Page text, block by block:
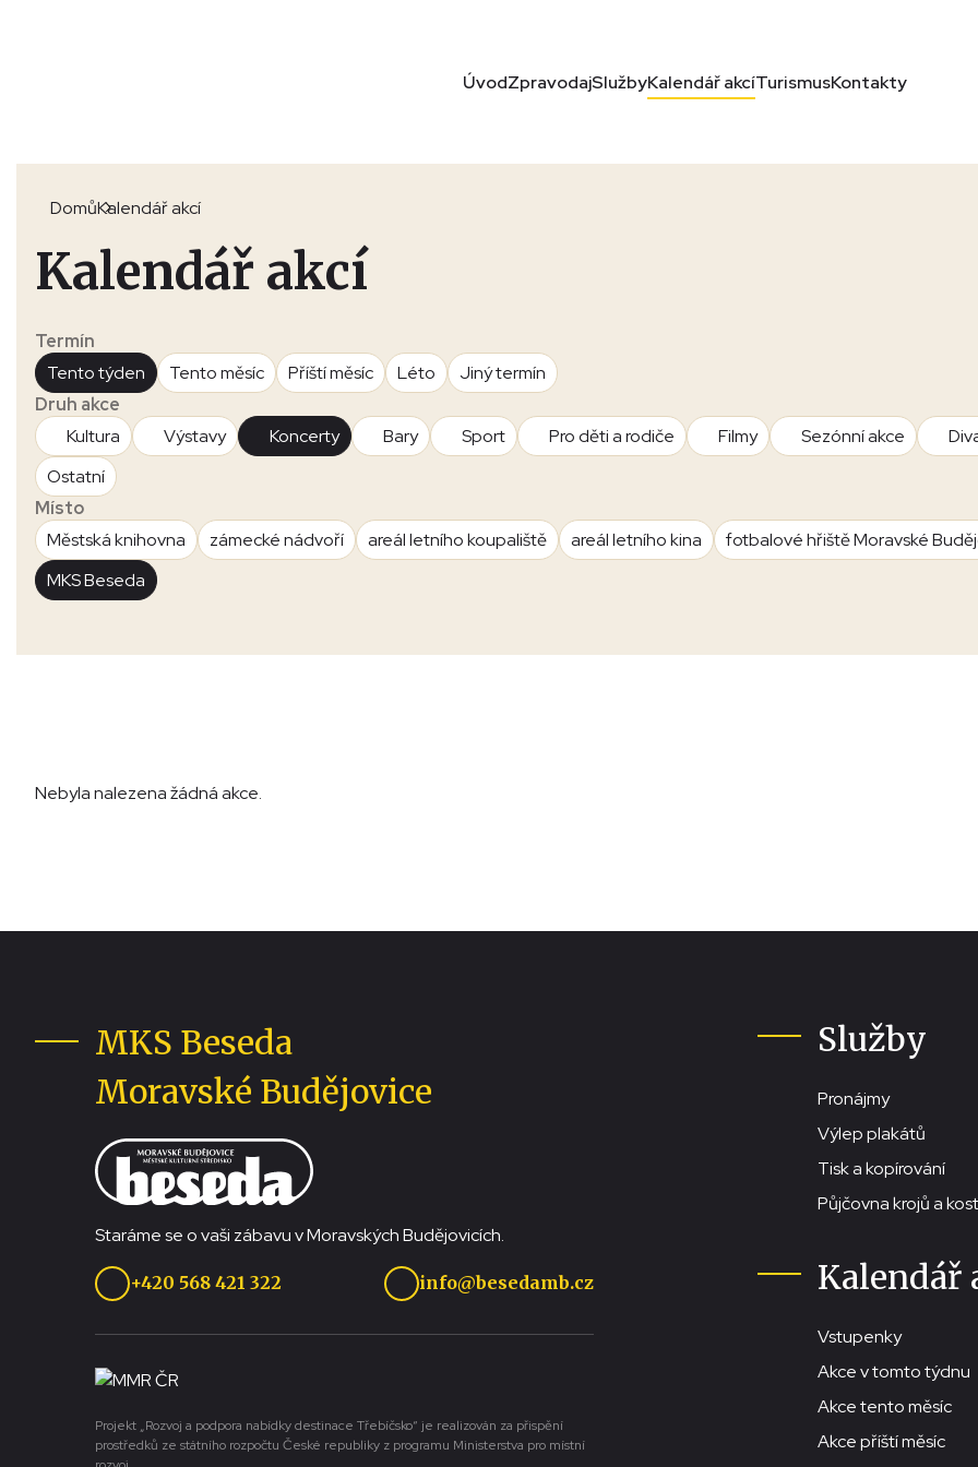
ÚvodZpravodajSlužbyKalendář akcíTurismusKontakty
DomůKalendář akcí
Kalendář akcí
Termín
Tento týden
Tento měsíc Příští měsíc Léto
Jiný termín
Druh akce
Kultura
Výstavy Koncerty Bary Sport Pro děti a rodiče Filmy Sezónní akce
Ostatní
Místo
Městská knihovna
zámecké nádvoří areál letního koupaliště areál letního kina
fotbalové hřiště Moravské
MKS Beseda
Nebyla nalezena žádná akce.
MKS Beseda
Moravské Budějovice
Staráme se o vaši zábavu v Moravských Budějovicích.
+420 568 421 322 info@besedamb.cz
Projekt „Rozvoj a podpora nabídky destinace Třebíčsko“ je realizován za přispění
prostředků ze státního rozpočtu České republiky z programu Ministerstva pro místní
Služby
Pronájmy
Výlep plakátů
Tisk a kopírování
Půjčovna krojů a
Kalendář
Vstupenky
Akce v tomto týdnu
Akce tento měsíc
Akce příští měsíc